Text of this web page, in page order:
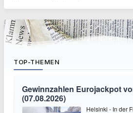
TOP-THEMEN
Gewinnzahlen Eurojackpot
(07.08.2026)
Helsinki - In der